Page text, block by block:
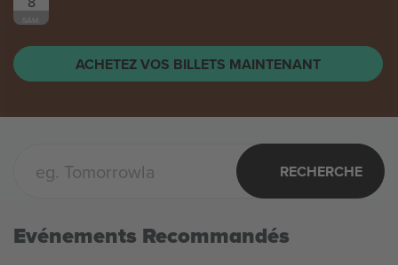
RECHERCHE
Evénements Recommandés